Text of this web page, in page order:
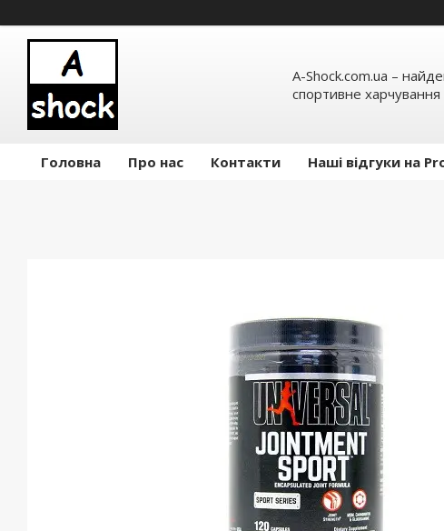
A-Shock.com.ua –
спортивне харчування
Головна Про нас Контакти Наші відгуки на